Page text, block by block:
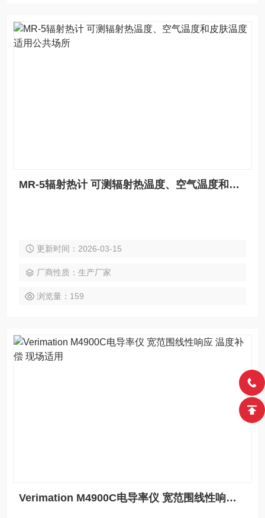
MR-5辐射热计 可测辐射热温度、空气温度和皮肤温度 适用公共场所
更新时间：2026-03-15
厂商性质：生产厂家
浏览量：159
Verimation M4900C电导率仪 宽范围线性响应 温度补偿 现场适用